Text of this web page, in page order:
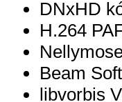
DNxHD
H.264
Beam
libvorbis